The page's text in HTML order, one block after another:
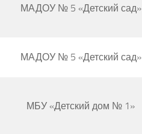
МАДОУ № 5 «Детский сад»
МАДОУ № 5 «Детский сад»
МБУ «Детский дом № 1»